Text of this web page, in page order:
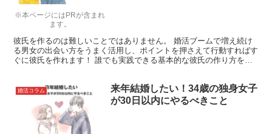
※本ページにはPRが含まれ
ます。
彼氏を作るのは難しいことではありません。 婚活ブームで増え続け
る男女の出会い方をうまく活用し、ポイントを押さえて行動すればす
ぐに彼氏を作れます！ 誰でも実践できる基本的な彼氏の作り方をご
婚活コラム
来年結婚したい！34歳の独身女子
が30日以内にやるべきこと